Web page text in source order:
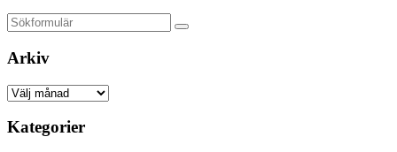
Sök
Arkiv
Arkiv
Kategorier